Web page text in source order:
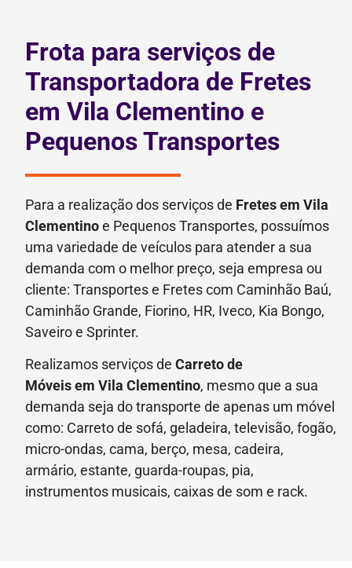
Frota para serviços de
Transportadora de Fretes
em Vila Clementino e
Pequenos Transportes
Para a realização dos serviços de Fretesem Vila
Clementinoe Pequenos Transportes, possuímos
uma variedade de veículos para atender a sua
demanda com o melhor preço, seja empresa ou
cliente: Transportes e Fretes com Caminhão Baú,
Caminhão Grande, Fiorino, HR, Iveco, Kia Bongo,
Saveiro e Sprinter.
Realizamos serviços de Carreto de
Móveisem Vila Clementino, mesmo que a sua
demanda seja do transporte de apenas um móvel
como: Carreto de sofá, geladeira, televisão, fogão,
micro-ondas, cama, berço, mesa, cadeira,
armário, estante, guarda-roupas, pia,
instrumentos musicais, caixas de som e rack.